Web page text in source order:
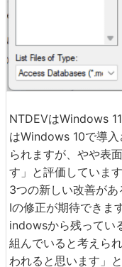
NTDEVはWindows
はWindows 10で導
られますが、やや表
す」と評価していま
3つの新しい改善が
Iの修正が期待できま
indowsから残ってい
組んでいると考えら
われると思います」